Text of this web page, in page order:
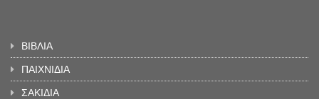
ΒΙΒΛΙΑ
ΠΑΙΧΝΙΔΙΑ
ΣΑΚΙΔΙΑ